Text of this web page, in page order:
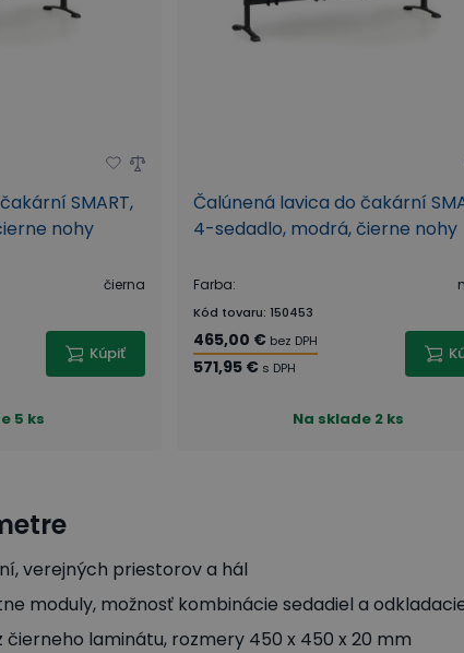
SMART,
nohy
čierna
Kúpiť
5 ks
Čalúnená lavica do čakární
4-sedadlo, modrá, čierne nohy
Farba:
Kód tovaru: 150453
465,00 € bez DPH
571,95 € s DPH
Na sklade 2 ks
verejných priestorov a hál
moduly, možnosť kombinácie sedadiel a
laminátu, rozmery 450 x 450 x 20 mm